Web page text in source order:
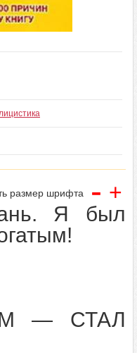
размер шрифта - +
Я был
— СТАЛ